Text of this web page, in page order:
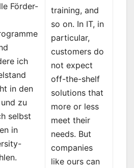
Förder-
ich
in den
zu
selbst
in
training, and
so on. In IT, in
particular,
customers do
not expect
off-the-shelf
solutions that
more or less
meet their
needs. But
companies
like ours can